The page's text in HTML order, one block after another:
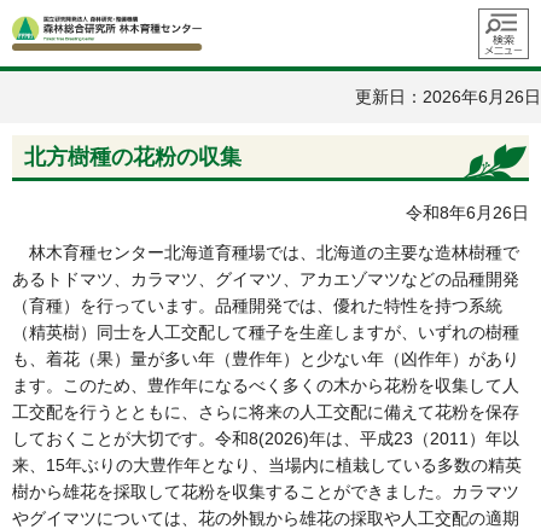
メニュ
ー
更新日：2026年6月26日
北方樹種の花粉の収集
令和8年6月26日
林木育種センター北海道育種場では、北海道の主要な造林樹種で
あるトドマツ、カラマツ、グイマツ、アカエゾマツなどの品種開発
（育種）を行っています。品種開発では、優れた特性を持つ系統
（精英樹）同士を人工交配して種子を生産しますが、いずれの樹種
も、着花（果）量が多い年（豊作年）と少ない年（凶作年）があり
ます。このため、豊作年になるべく多くの木から花粉を収集して人
工交配を行うとともに、さらに将来の人工交配に備えて花粉を保存
しておくことが大切です。令和8(2026)年は、平成23（2011）年以
来、15年ぶりの大豊作年となり、当場内に植栽している多数の精英
樹から雄花を採取して花粉を収集することができました。カラマツ
やグイマツについては、花の外観から雄花の採取や人工交配の適期